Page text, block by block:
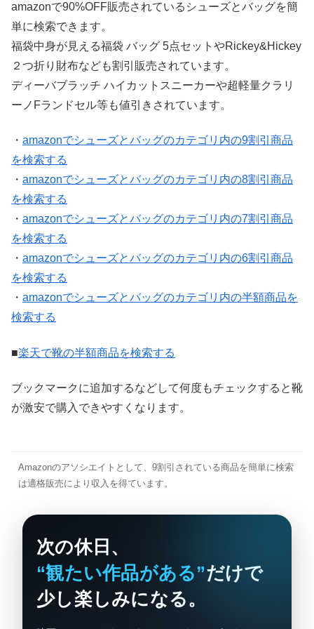
amazonで90%OFF販売されているシューズとバッグを簡
単に検索できます。
福袋中身が見える福袋 バッグ 5点セットやRickey&Hickey
２つ折り財布なども割引販売されています。
ディーバブラッチ ハイカットスニーカーや超軽量クラリ
ーノFランドセル等も値引きされています。
・ amazonでシューズとバッグのカテゴリ内の9割引商品
を検索する
・ amazonでシューズとバッグのカテゴリ内の8割引商品
を検索する
・ amazonでシューズとバッグのカテゴリ内の7割引商品
を検索する
・ amazonでシューズとバッグのカテゴリ内の6割引商品
を検索する
・ amazonでシューズとバッグのカテゴリ内の半額商品を
検索する
■楽天で靴の半額商品を検索する
ブックマークに追加するなどして何度もチェックすると靴
が激安で購入できやすくなります。
Amazonのアソシエイトとして、9割引されている商品を簡単に検索
は適格販売により収入を得ています。
次の休日、
“観たい作品がある”だけで
少し楽しみになる。